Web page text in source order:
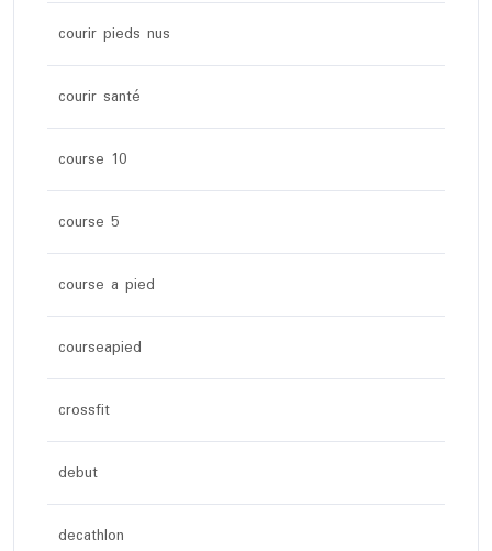
courir pieds nus
courir santé
course 10
course 5
course a pied
courseapied
crossfit
debut
decathlon